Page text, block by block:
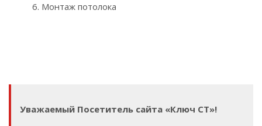
6. Монтаж потолока
Уважаемый Посетитель сайта «Ключ СТ»!